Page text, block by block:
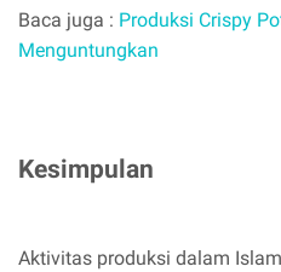
Baca juga : Produksi Crispy
Menguntungkan
Kesimpulan
Aktivitas produksi dalam